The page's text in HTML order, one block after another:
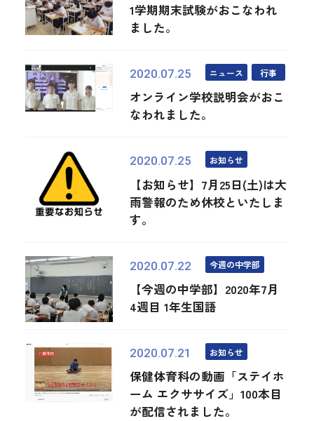
1学期期末試験がおこなわれ
ました。
2020.07.25 ニュース 行事
オンライン学校説明会がおこ
なわれました。
2020.07.25 お知らせ
【お知らせ】7月25日(土)は大
雨警報のため休校といたしま
す。
2020.07.22 今週の中学部
【今週の中学部】2020年7月
4週目 1年生国語
2020.07.21 お知らせ
保健体育科の動画「ステイホ
ーム エクササイズ」100本目
が配信されました。